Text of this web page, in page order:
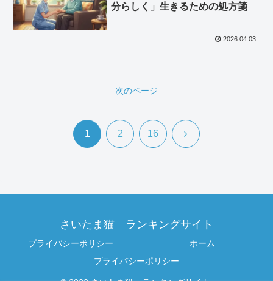
分らしく」生きるための処方箋
2026.04.03
次のページ
1 2 16 次
さいたま猫 ランキングサイト
プライバシーポリシー
ホーム
プライバシーポリシー